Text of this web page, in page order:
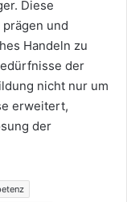
Diese
und
Handeln zu
der
nicht nur um
erweitert,
der